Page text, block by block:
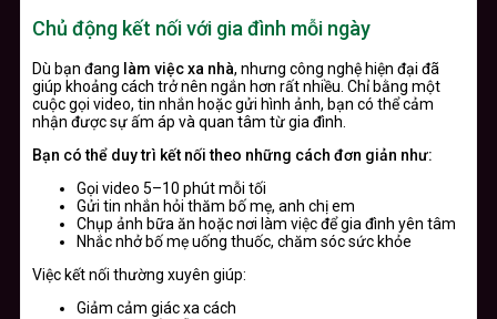
Chủ động kết nối với gia đình mỗi ngày
Dù bạn đang làm việc xa nhà, nhưng công nghệ hiện đại đã
giúp khoảng cách trở nên ngắn hơn rất nhiều. Chỉ bằng một
cuộc gọi video, tin nhắn hoặc gửi hình ảnh, bạn có thể cảm
nhận được sự ấm áp và quan tâm từ gia đình.
Bạn có thể duy trì kết nối theo những cách đơn giản như:
Gọi video 5–10 phút mỗi tối
Gửi tin nhắn hỏi thăm bố mẹ, anh chị em
Chụp ảnh bữa ăn hoặc nơi làm việc để gia đình yên tâm
Nhắc nhở bố mẹ uống thuốc, chăm sóc sức khỏe
Việc kết nối thường xuyên giúp:
Giảm cảm giác xa cách